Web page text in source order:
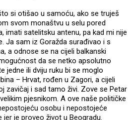
si otišao u samoću, ako se truješ
svom monaštvu u selu pored
imati satelitsku antenu, pa kad mi nije
Ja sam iz Goražda surađivao i s
a odnose se na cijeli balkanski
da se netko apsolutno
jedne ili dviju ruku bi se moglo
– Hrvat, rođen u Zagori, a cijeli
zavičaj i sad tamo živi. Zove se Petar
pjesnikom. A ove naše političke
osobu i nepostojeće
je proveo život u Beogradu.